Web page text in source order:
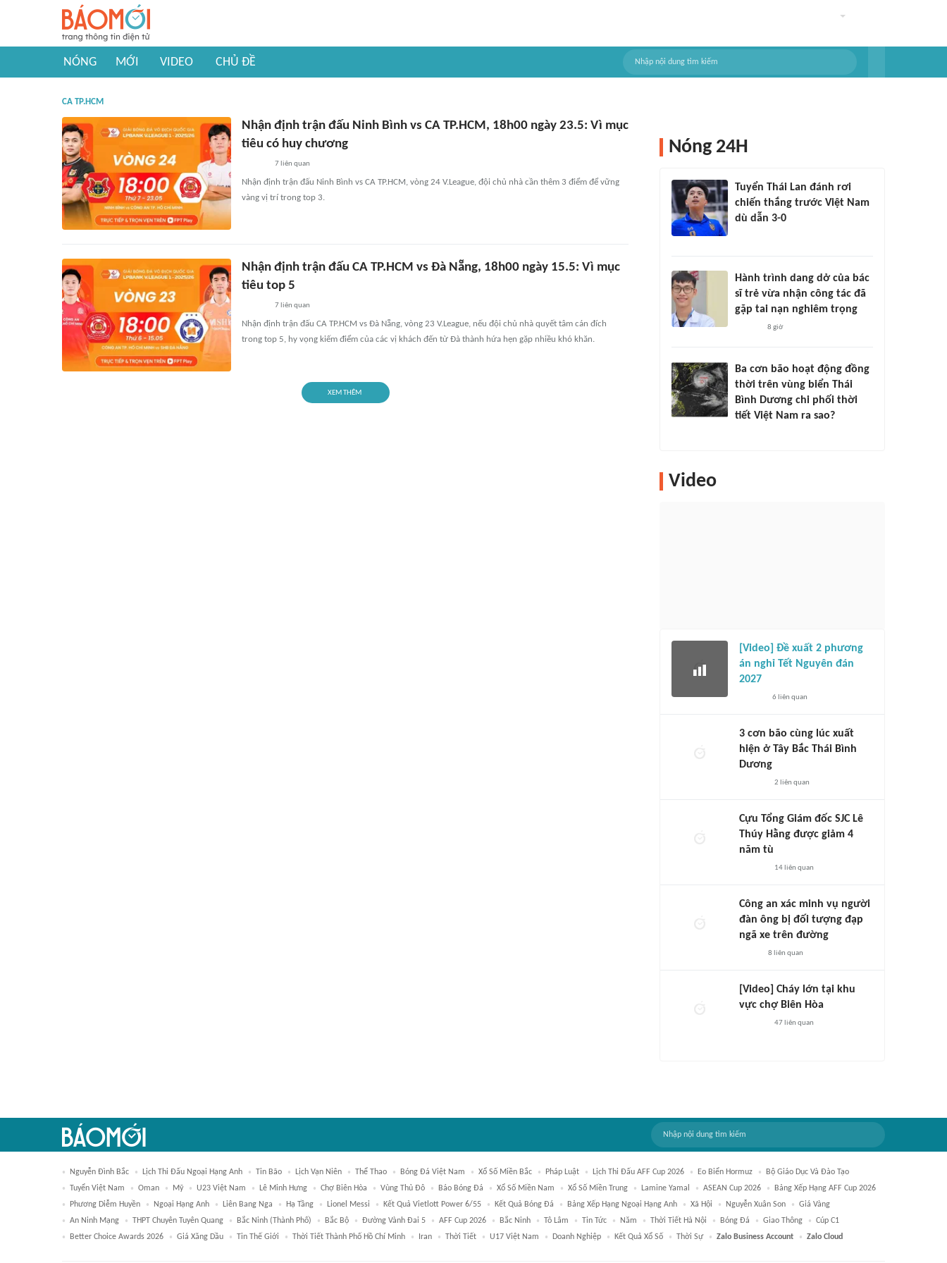
NÓNG MỚI VIDEO CHỦ ĐỀ
CA TP.HCM
Nhận định trận đấu Ninh Bình vs CA TP.HCM, 18h00 ngày 23.5: Vì mục
tiêu có huy chương
7liên quan
Nhận định trận đấu Ninh Bình vs CA TP.HCM, vòng 24 V.League, đội chủ nhà cần thêm 3 điểm để vững
vàng vị trí trong top 3.
Nhận định trận đấu CA TP.HCM vs Đà Nẵng, 18h00 ngày 15.5: Vì mục
tiêu top 5
7liên quan
Nhận định trận đấu CA TP.HCM vs Đà Nẵng, vòng 23 V.League, nếu đội chủ nhà quyết tâm cán đích
trong top 5, hy vọng kiếm điểm của các vị khách đến từ Đà thành hứa hẹn gặp nhiều khó khăn.
XEM THÊM
Nóng 24H
Tuyển Thái Lan đánh rơi
chiến thắng trước Việt Nam
dù dẫn 3-0
Hành trình dang dở của bác
sĩ trẻ vừa nhận công tác đã
gặp tai nạn nghiêm trọng
8 giờ
Ba cơn bão hoạt động đồng
thời trên vùng biển Thái
Bình Dương chi phối thời
tiết Việt Nam ra sao?
Video
[Video] Đề xuất 2 phương
án nghỉ Tết Nguyên đán
2027
6 liên quan
3 cơn bão cùng lúc xuất
hiện ở Tây Bắc Thái Bình
Dương
2 liên quan
Cựu Tổng Giám đốc SJC Lê
Thúy Hằng được giảm 4
năm tù
14 liên quan
Công an xác minh vụ người
đàn ông bị đối tượng đạp
ngã xe trên đường
8 liên quan
[Video] Cháy lớn tại khu
vực chợ Biên Hòa
47liên quan
Nguyễn Đình Bắc Lịch Thi Đấu Ngoại Hạng Anh Tin Bão Lịch Vạn Niên Thể Thao Bóng Đá Việt Nam Xổ Số Miền Bắc Pháp Luật Lịch Thi Đấu AFF Cup 2026 Eo Biển Hormuz
Bộ Giáo Dục Và Đào Tạo
Tuyển Việt Nam
Oman Mỹ U23 Việt Nam Lê Minh Hưng Chợ Biên Hòa Vùng Thủ Đô Báo Bóng Đá Xổ Số Miền Nam Xổ Số Miền Trung Lamine Yamal ASEAN Cup 2026
Bảng Xếp Hạng AFF Cup 2026
Phương Diễm Huyền
Ngoại Hạng Anh Liên Bang Nga Hạ Tầng Lionel Messi Kết Quả Vietlott Power 6/55 Kết Quả Bóng Đá Bảng Xếp Hạng Ngoại Hạng Anh Xã Hội Nguyễn Xuân Son
Giá Vàng
An Ninh Mạng
THPT Chuyên Tuyên Quang Bắc Ninh (thành Phố) Bắc Bộ Đường Vành Đai 5 AFF Cup 2026 Bắc Ninh Tô Lâm Tin Tức Năm Thời Tiết Hà Nội Bóng Đá Giao Thông
Cúp C1
Better Choice Awards 2026
Giá Xăng Dầu Tin Thế Giới Thời Tiết Thành Phố Hồ Chí Minh Iran Thời Tiết U17 Việt Nam Doanh Nghiệp Kết Quả Xổ Số Thời Sự Zalo Business Account Zalo Cloud